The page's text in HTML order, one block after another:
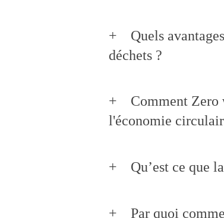
Quels
déchets ?
Comment Zero
l'économie
Qu’est ce que
Par quoi